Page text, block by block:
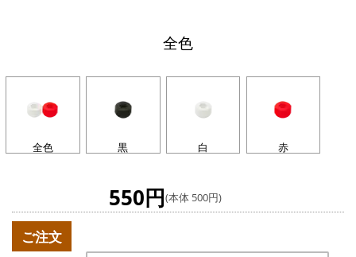
全色
全色 黒 白 赤
550円(本体 500円)
ご注文